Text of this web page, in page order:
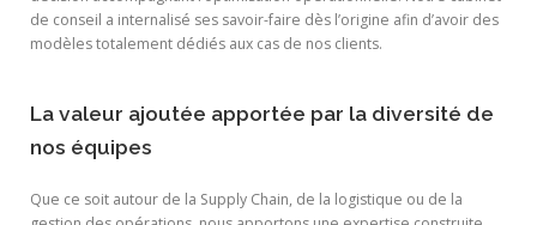
de conseil a internalisé ses savoir-faire dès l’origine afin d’avoir des
modèles totalement dédiés aux cas de nos clients.
La valeur ajoutée apportée par la diversité de
nos équipes
Que ce soit autour de la Supply Chain, de la logistique ou de la